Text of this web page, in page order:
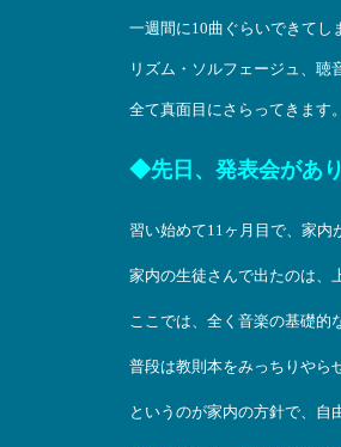
一週間に10曲ぐらいできてし
リズム・ソルフェージュ、
全て真面目にさらってきます
◆先日、発表会があり
習い始めて11ヶ月目で、家内
家内の生徒さんで出たのは、
ここでは、全く音楽の基礎的
普段は教則本をみっちりやら
というのが家内の方針で、自